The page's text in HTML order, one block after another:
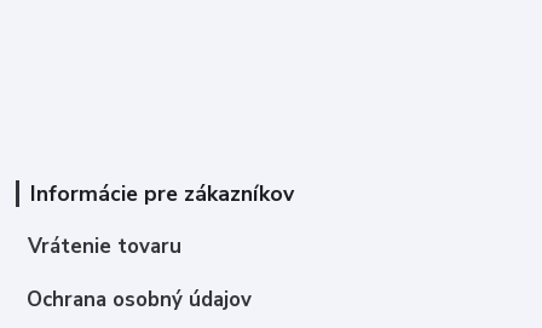
Informácie pre zákazníkov
Vrátenie tovaru
Ochrana osobný údajov